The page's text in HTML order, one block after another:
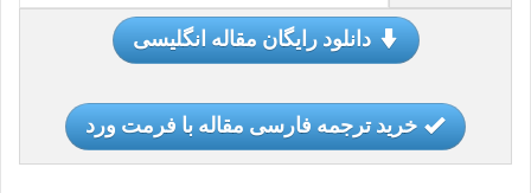
دانلود رایگان مقاله انگلیسی
خرید ترجمه فارسی مقاله با فرمت ورد